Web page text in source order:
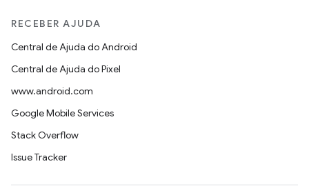
RECEBER AJUDA
Central de Ajuda do Android
Central de Ajuda do Pixel
www.android.com
Google Mobile Services
Stack Overflow
Issue Tracker